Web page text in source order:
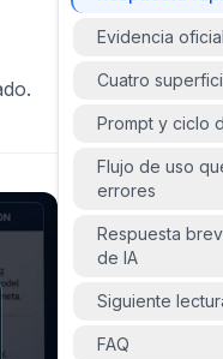
Evidencia oficial
Cuatro
Prompt y ciclo
Flujo de uso
errores
Respuesta
de IA
Siguiente
FAQ